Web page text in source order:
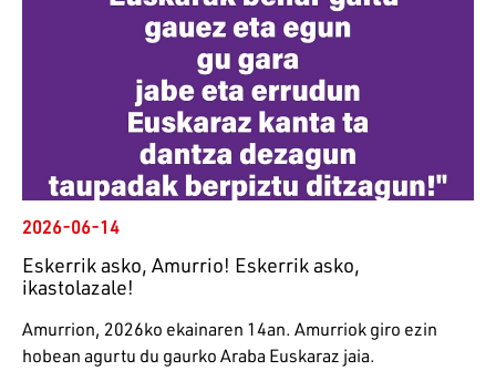
2026-06-14
Eskerrik asko, Amurrio! Eskerrik asko,
ikastolazale!
Amurrion, 2026ko ekainaren 14an. Amurriok giro ezin
hobean agurtu du gaurko Araba Euskaraz jaia.